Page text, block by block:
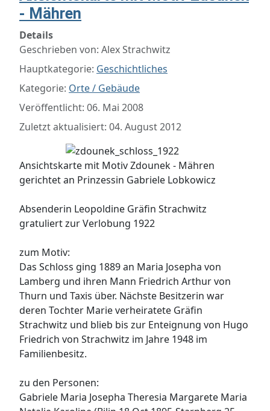
- Mähren
Details
Geschrieben von: Alex Strachwitz
Hauptkategorie: Geschichtliches
Kategorie: Orte / Gebäude
Veröffentlicht: 06. Mai 2008
Zuletzt aktualisiert: 04. August 2012
Ansichtskarte mit Motiv Zdounek - Mähren
gerichtet an Prinzessin Gabriele Lobkowicz
Absenderin Leopoldine Gräfin Strachwitz
gratuliert zur Verlobung 1922
zum Motiv:
Das Schloss ging 1889 an Maria Josepha von
Lamberg und ihren Mann Friedrich Arthur von
Thurn und Taxis über. Nächste Besitzerin war
deren Tochter Marie verheiratete Gräfin
Strachwitz und blieb bis zur Enteignung von Hugo
Friedrich von Strachwitz im Jahre 1948 im
Familienbesitz.
zu den Personen:
Gabriele Maria Josepha Theresia Margarete Maria